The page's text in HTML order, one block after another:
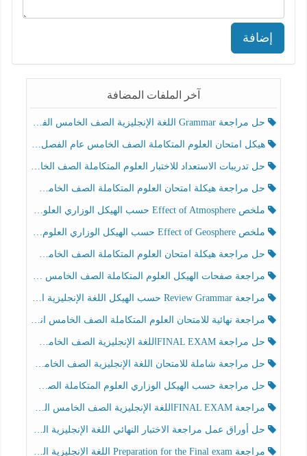
إضافة
آخر الملفات المضافة
حل مراجعة Grammar اللغة الإنجليزية الصف الخامس الفصل الثالث
هيكل امتحان العلوم المتكاملة الصف الخامس عام الفصل الدراسي الثالث 2025-2026
حل تدريبات الاستعداد للاختبار العلوم المتكاملة الصف الخامس عام الفصل الثالث
حل مراجعة هيكلة امتحان العلوم المتكاملة الصف الخامس انسبير الفصل الثالث
ملخص Effect of Atmosphere حسب الهيكل الوزاري العلوم المتكاملة الصف الخامس انسبير الفصل الثالث
ملخص Effect of Geosphere حسب الهيكل الوزاري العلوم المتكاملة الصف الخامس انسبير الفصل الثالث
حل مراجعة هيكلة امتحان العلوم المتكاملة الصف الخامس عام الفصل الثالث
مراجعة صفحات الهيكل العلوم المتكاملة الصف الخامس انسبير الفصل الثالث
مراجعة Review Grammar حسب الهيكل اللغة الإنجليزية الصف الخامس الفصل الثالث
مراجعة نهائية للامتحان العلوم المتكاملة الصف الخامس انسبير الفصل الثالث
حل مراجعة FINAL EXAMاللغة الإنجليزية الصف الخامس الفصل الثالث
حل مراجعة شاملة للامتحان اللغة الإنجليزية الصف الخامس الفصل الثالث
حل مراجعة حسب الهيكل الوزاري العلوم المتكاملة الصف الخامس عام الفصل الثالث
مراجعة FINAL EXAMاللغة الإنجليزية الصف الخامس الفصل الثالث
حل أوراق عمل مراجعة الاختبار النهائي اللغة الإنجليزية الصف الرابع الفصل الثالث
مراجعة Preparation for the Final exam اللغة الإنجليزية الصف الرابع الفصل الثالث